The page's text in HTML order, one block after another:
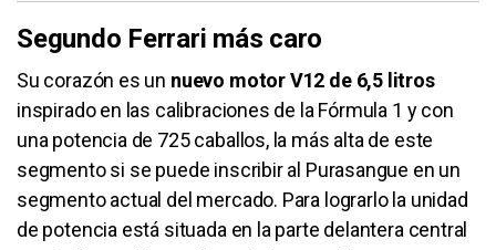
Segundo Ferrari más caro
Su corazón es un nuevo motor V12 de 6,5 litros
inspirado en las calibraciones de la Fórmula 1 y con
una potencia de 725 caballos, la más alta de este
segmento si se puede inscribir al Purasangue en un
segmento actual del mercado. Para lograrlo la unidad
de potencia está situada en la parte delantera central